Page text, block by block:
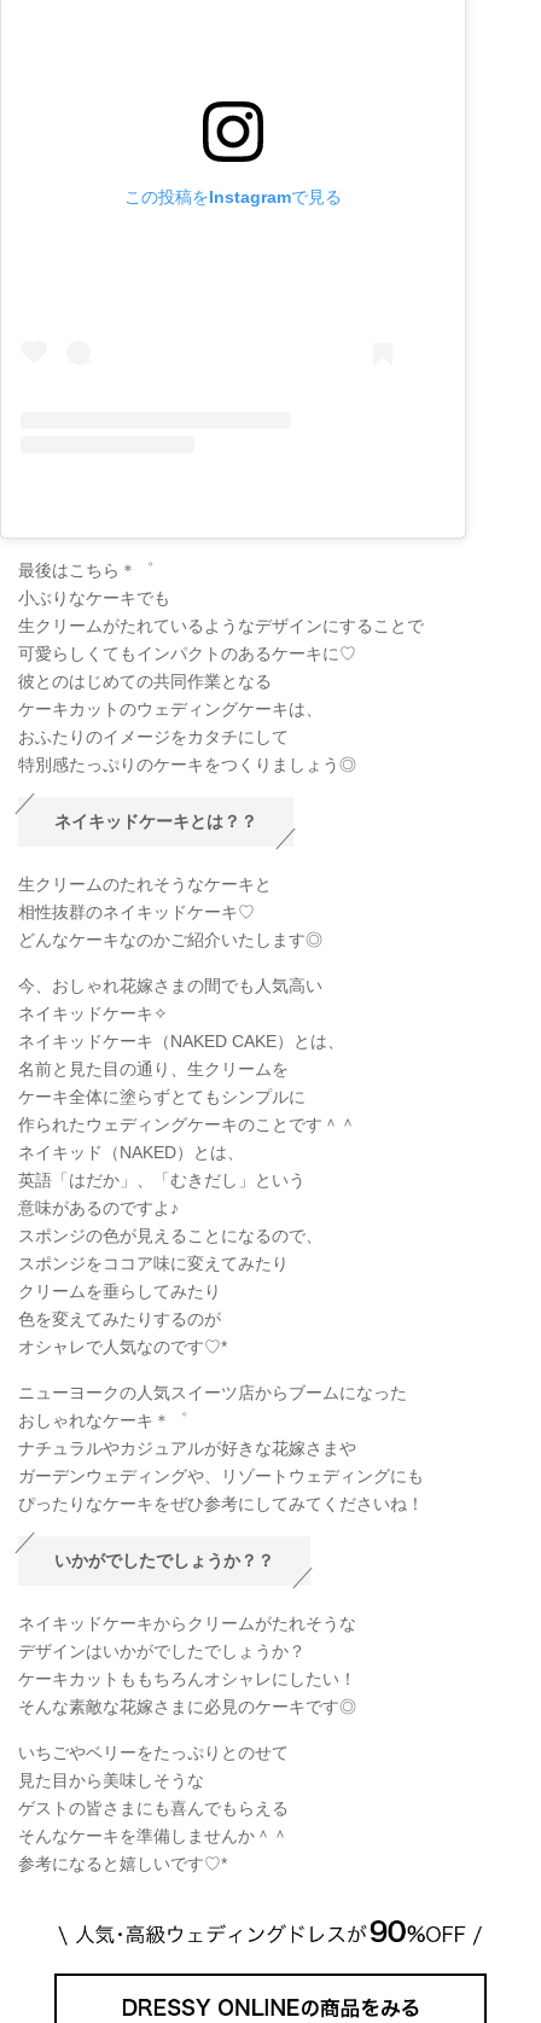
この投稿をInstagramで見る
最後はこちら＊゜
小ぶりなケーキでも
生クリームがたれているようなデザインにすることで
可愛らしくてもインパクトのあるケーキに♡
彼とのはじめての共同作業となる
ケーキカットのウェディングケーキは、
おふたりのイメージをカタチにして
特別感たっぷりのケーキをつくりましょう◎
ネイキッドケーキとは？？
生クリームのたれそうなケーキと
相性抜群のネイキッドケーキ♡
どんなケーキなのかご紹介いたします◎
今、おしゃれ花嫁さまの間でも人気高い
ネイキッドケーキ✧
ネイキッドケーキ（NAKED CAKE）とは、
名前と見た目の通り、生クリームを
ケーキ全体に塗らずとてもシンプルに
作られたウェディングケーキのことです＾＾
ネイキッド（NAKED）とは、
英語「はだか」、「むきだし」という
意味があるのですよ♪
スポンジの色が見えることになるので、
スポンジをココア味に変えてみたり
クリームを垂らしてみたり
色を変えてみたりするのが
オシャレで人気なのです♡*
ニューヨークの人気スイーツ店からブームになった
おしゃれなケーキ＊゜
ナチュラルやカジュアルが好きな花嫁さまや
ガーデンウェディングや、リゾートウェディングにも
ぴったりなケーキをぜひ参考にしてみてくださいね！
いかがでしたでしょうか？？
ネイキッドケーキからクリームがたれそうな
デザインはいかがでしたでしょうか？
ケーキカットももちろんオシャレにしたい！
そんな素敵な花嫁さまに必見のケーキです◎
いちごやベリーをたっぷりとのせて
見た目から美味しそうな
ゲストの皆さまにも喜んでもらえる
そんなケーキを準備しませんか＾＾
参考になると嬉しいです♡*